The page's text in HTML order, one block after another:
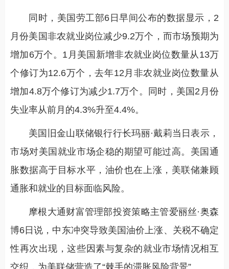
同时，美国劳工部6日早间公布的数据显示，2
月份美国非农就业岗位减少9.2万个，而市场预期为
增加6万个。1月美国新增非农就业岗位数量从13万
个修订为12.6万个，去年12月非农就业岗位数量从
增加4.8万个修订为减少1.7万个。同时，美国2月份
失业率从前月的4.3%升至4.4%。
美国旧金山联储银行行长玛丽·戴莉当日表示，
市场对美国就业市场企稳的期望可能过高。美国通
胀数据高于目标水平，油价也在上涨，美联储兼顾
通胀和就业的目标面临风险。
摩根大通财富管理部投资策略主管爱丽丝·奥森
博6日说，中东冲突导致美国油价上涨、关税不确定
性再次出现，这些因素与复杂的就业市场情况相互
交织，为美联储营造了“棘手的滞胀风险背景”。